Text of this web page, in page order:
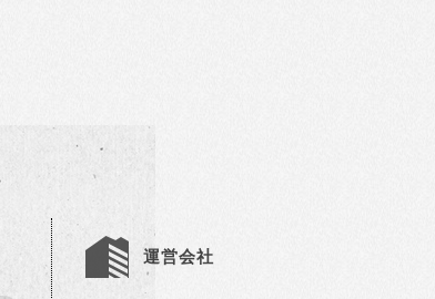
運営会社